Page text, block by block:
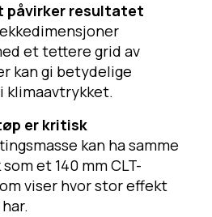
påvirker resultatet
et tettere grid av
kan gi betydelige
klimaavtrykket.
er kritisk
kan ha samme
et 140 mm CLT-
viser hvor stor effekt